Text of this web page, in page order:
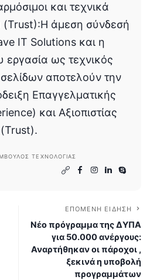
και τεχνικά
(Trust):Η άμεση σύνδεσή
IT Solutions και η
εργασία ως τεχνικός
αποτελούν την
Επαγγελματικής
και Αξιοπιστίας
(Trust).
ΤΕΧΝΟΛΟΓΊΑΣ
ΕΠΌΜΕΝΗ ΕΊΔΗΣΗ
Νέο πρόγραμμα της ΔΥΠΑ
για 50.000 ανέργους:
Αναρτήθηκαν οι πάροχοι ,
ξεκινά η υποβολή
προγραμμάτων